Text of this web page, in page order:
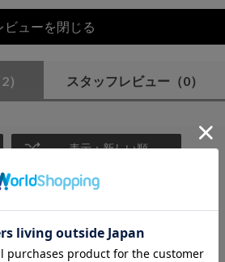
ビューを閉じる
2） スタッフレビュー （0）
表示：新しい順